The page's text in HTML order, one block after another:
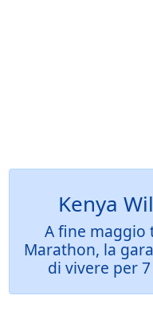
Kenya
A fine maggio
Marathon, la
di vivere per